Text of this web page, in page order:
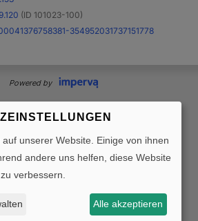
unserer Website. Einige von ihnen
andere uns helfen, diese Website
verbessern.
Alle akzeptieren